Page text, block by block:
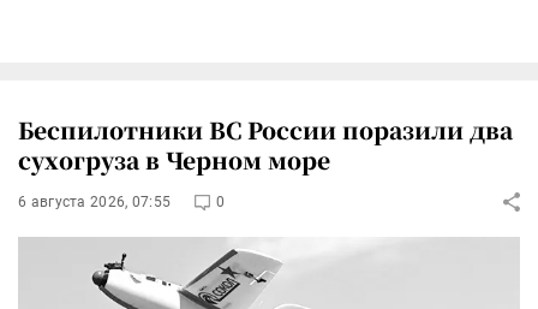
Беспилотники ВС России поразили два
сухогруза в Черном море
6 августа 2026, 07:55 0